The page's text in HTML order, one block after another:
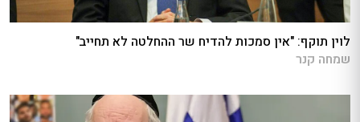
לוין תוקף: "אין סמכות להדיח שר ההחלטה לא תחייב"
שמחה קנר